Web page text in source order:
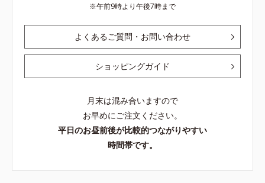
午前9時より午後7時まで
よくあるご質問・お問い合わせ
ショッピングガイド
月末は混み合いますので
お早めにご注文ください。
平日のお昼前後が比較的つながりやすい
時間帯です。